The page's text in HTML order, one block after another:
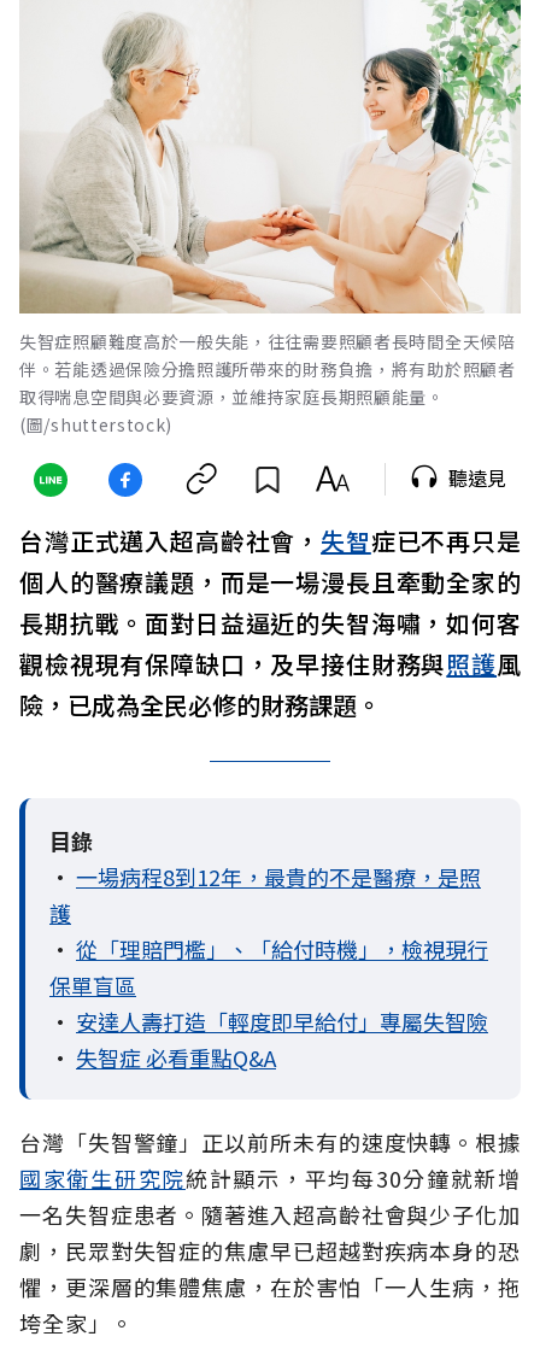
失智症照顧難度高於一般失能，往往需要照顧者長時間全天候陪
伴。若能透過保險分擔照護所帶來的財務負擔，將有助於照顧者
取得喘息空間與必要資源，並維持家庭長期照顧能量。
(圖/shutterstock)
聽遠見
台灣正式邁入超高齡社會， 失智症已不再只是
個人的醫療議題，而是一場漫長且牽動全家的
長期抗戰。面對日益逼近的失智海嘯，如何客
觀檢視現有保障缺口，及早接住財務與照護風
險，已成為全民必修的財務課題。
目錄
• 一場病程8到12年，最貴的不是醫療，是照
護
• 從「理賠門檻」、「給付時機」，檢視現行
保單盲區
• 安達人壽打造「輕度即早給付」專屬失智險
• 失智症 必看重點Q&A
台灣「失智警鐘」正以前所未有的速度快轉。根據
國家衛生研究院統計顯示，平均每30分鐘就新增
一名失智症患者。隨著進入超高齡社會與少子化加
劇，民眾對失智症的焦慮早已超越對疾病本身的恐
懼，更深層的集體焦慮，在於害怕「一人生病，拖
垮全家」。